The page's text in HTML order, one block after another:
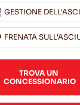
GESTIONE
FRENATA
TROVA UN
CONCESSIONARIO